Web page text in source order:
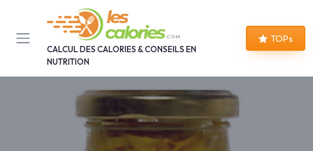
CALCUL DES CALORIES & CONSEILS EN
NUTRITION
TOPs
Panneau de gestion des cookies